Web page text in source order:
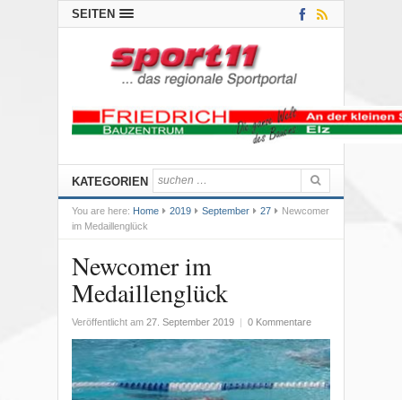
SEITEN
KATEGORIEN
You are here: Home 2019 September 27
Newcomer
im Medaillenglück
Newcomer im
Medaillenglück
Veröffentlicht am 27. September 2019 0 Kommentare